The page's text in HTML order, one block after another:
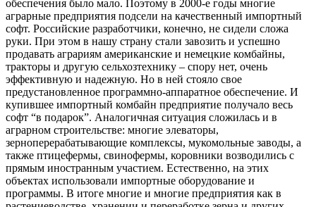
обеспечения было мало. Поэтому в 2000-е годы многие
аграрные предприятия подсели на качественный импортный
софт. Российские разработчики, конечно, не сидели сложа
руки. При этом в нашу страну стали завозить и успешно
продавать аграриям американские и немецкие комбайны,
тракторы и другую сельхозтехнику – спору нет, очень
эффективную и надежную. Но в ней стояло свое
предустановленное программно-аппаратное обеспечение. И
купившее импортный комбайн предприятие получало весь
софт “в подарок”. Аналогичная ситуация сложилась и в
аграрном строительстве: многие элеваторы,
зерноперерабатывающие комплексы, мукомольные заводы, а
также птицефермы, свинофермы, коровники возводились с
прямым иностранным участием. Естественно, на этих
объектах использовали импортные оборудование и
программы. В итоге многие и многие предприятия как в